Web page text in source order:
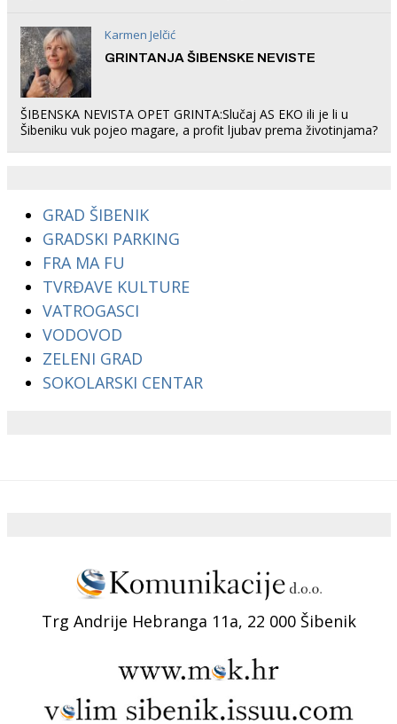
Karmen Jelčić
GRINTANJA ŠIBENSKE NEVISTE
ŠIBENSKA NEVISTA OPET GRINTA:Slučaj AS EKO ili je li u
Šibeniku vuk pojeo magare, a profit ljubav prema životinjama?
GRAD ŠIBENIK
GRADSKI PARKING
FRA MA FU
TVRĐAVE KULTURE
VATROGASCI
VODOVOD
ZELENI GRAD
SOKOLARSKI CENTAR
Trg Andrije Hebranga 11a, 22 000 Šibenik